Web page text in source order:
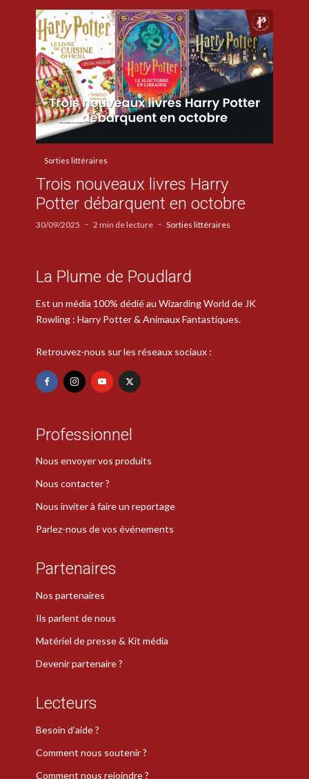
Sorties littéraires
Trois nouveaux livres Harry
Potter débarquent en octobre
30/09/2025 2 min de lecture Sorties littéraires
La Plume de Poudlard
Est un média 100% dédié au Wizarding World de JK
Rowling : Harry Potter & Animaux Fantastiques.
Retrouvez-nous sur les réseaux sociaux :
Professionnel
Nous envoyer vos produits
Nous contacter ?
Nous inviter à faire un reportage
Parlez-nous de vos événements
Partenaires
Nos partenaires
Ils parlent de nous
Matériel de presse & Kit média
Devenir partenaire ?
Lecteurs
Besoin d’aide ?
Comment nous soutenir ?
Comment nous rejoindre ?